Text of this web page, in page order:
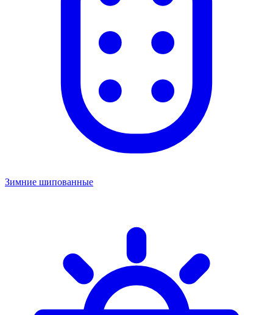
Зимние шипованные